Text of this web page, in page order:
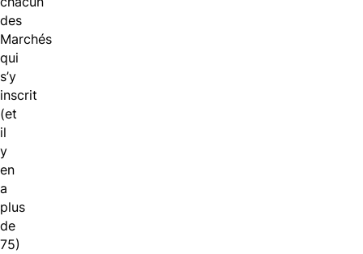
des
Marchés
qui
s’y
inscrit
(et
il
y
en
a
plus
de
75)